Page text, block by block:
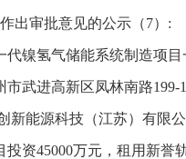
出审批意见的公示（7）:
代镍氢气储能系统制造项目
市武进高新区凤林南路199-
新能源科技（江苏）有限
投资45000万元，租用新誉